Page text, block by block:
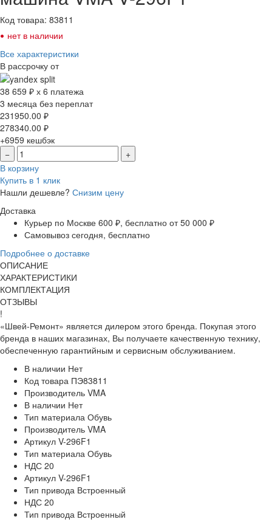
Код товара: 83811
• нет в наличии
Все характеристики
В рассрочку от
38 659 ₽ х 6 платежа
3 месяца без переплат
231950.00 ₽
278340.00 ₽
+6959 кешбэк
−
+
В корзину
Купить в 1 клик
Нашли дешевле? Снизим цену
Доставка
Курьер по Москве 600 ₽, бесплатно от 50 000 ₽
Самовывоз сегодня, бесплатно
Подробнее о доставке
ОПИСАНИЕ
ХАРАКТЕРИСТИКИ
КОМПЛЕКТАЦИЯ
ОТЗЫВЫ
!
«Швей-Ремонт» является дилером этого бренда. Покупая этого
бренда в наших магазинах, Вы получаете качественную технику,
обеспеченную гарантийным и сервисным обслуживанием.
В наличии Нет
Код товара ПЭ83811
Производитель VMA
В наличии Нет
Тип материала Обувь
Производитель VMA
Артикул V-296F1
Тип материала Обувь
НДС 20
Артикул V-296F1
Тип привода Встроенный
НДС 20
Тип привода Встроенный